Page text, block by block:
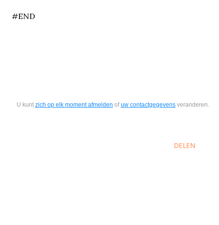
#END
U kunt zich op elk moment afmelden ofuw contactgegevens veranderen.
DELEN